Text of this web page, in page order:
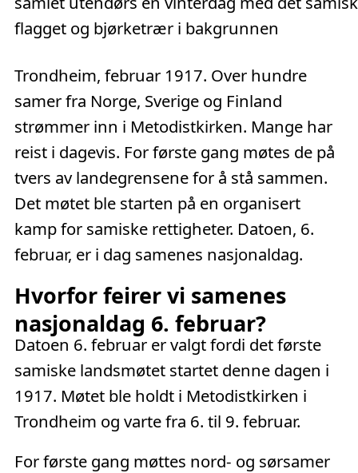
Trondheim, februar 1917. Over hundre
samer fra Norge, Sverige og Finland
strømmer inn i Metodistkirken. Mange har
reist i dagevis. For første gang møtes de på
tvers av landegrensene for å stå sammen.
Det møtet ble starten på en organisert
kamp for samiske rettigheter. Datoen, 6.
februar, er i dag samenes nasjonaldag.
Hvorfor feirer vi samenes
nasjonaldag 6. februar?
Datoen 6. februar er valgt fordi det første
samiske landsmøtet startet denne dagen i
1917. Møtet ble holdt i Metodistkirken i
Trondheim og varte fra 6. til 9. februar.
For første gang møttes nord- og sørsamer